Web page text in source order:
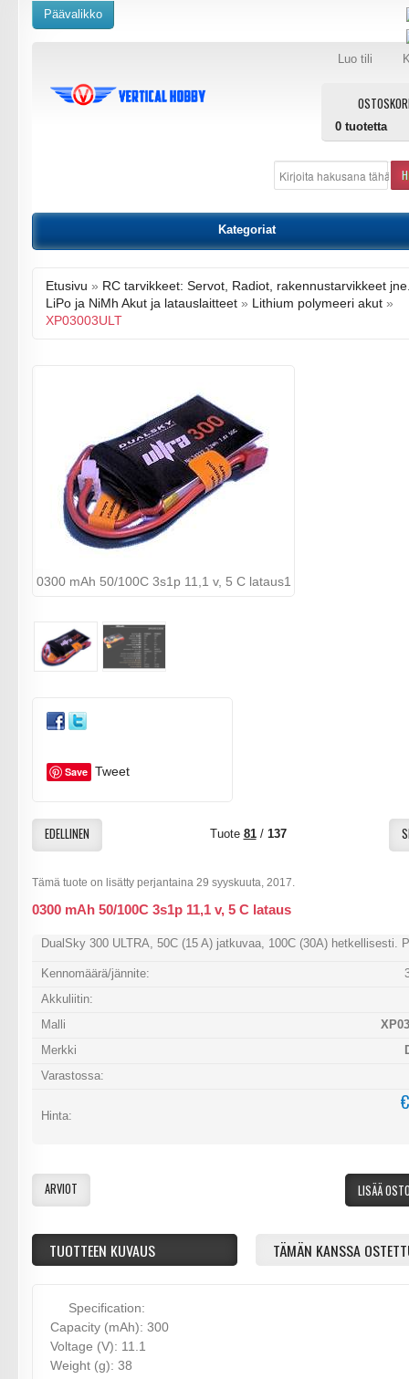
Luo tili
0 tuotetta
Päävalikko
Kategoriat
Etusivu » RC tarvikkeet: Servot, Radiot, rakennustarvikkeet
LiPo ja NiMh Akut ja latauslaitteet » Lithium polymeeri akut »
XP03003ULT
0300 mAh 50/100C 3s1p 11,1 v, 5 C lataus1
Save Tweet
EDELLINEN Tuote 81/ 137
Tämä tuote on lisätty perjantaina 29 syyskuuta, 2017.
0300 mAh 50/100C 3s1p 11,1 v, 5 C lataus
DualSky 300 ULTRA, 50C (15 A) jatkuvaa, 100C (30A) hetkellisesti.
Kennomäärä/jännite:
Akkuliitin:
Malli
Merkki
Varastossa:
Hinta:
LISÄÄ
ARVIOT
TUOTTEEN KUVAUS TÄMÄN KANSSA
Specification:
Capacity (mAh): 300
Voltage (V): 11.1
Weight (g): 38